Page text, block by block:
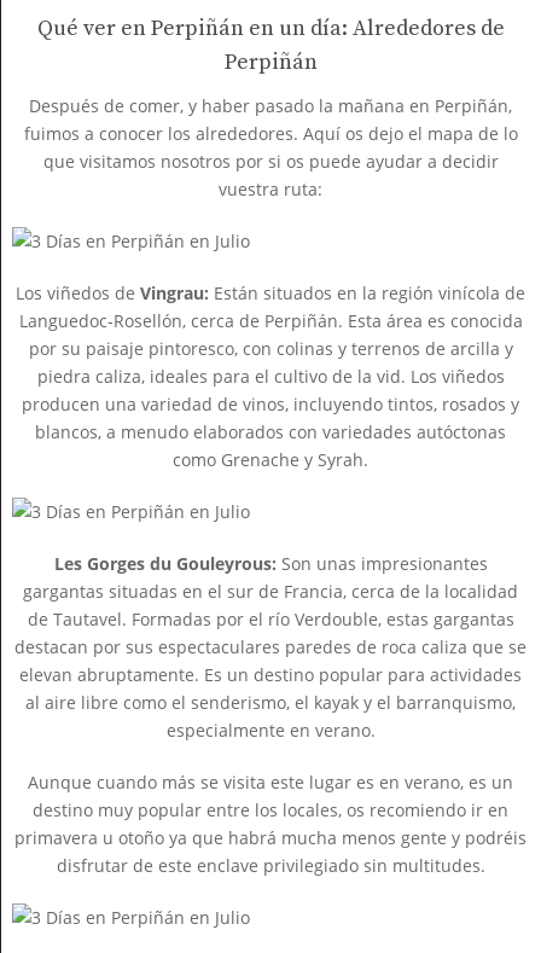
Qué ver en Perpiñán en un día: Alrededores de
Perpiñán
Después de comer, y haber pasado la mañana en Perpiñán,
fuimos a conocer los alrededores. Aquí os dejo el mapa de lo
que visitamos nosotros por si os puede ayudar a decidir
vuestra ruta:
Los viñedos de Vingrau: Están situados en la región vinícola de
Languedoc-Rosellón, cerca de Perpiñán. Esta área es conocida
por su paisaje pintoresco, con colinas y terrenos de arcilla y
piedra caliza, ideales para el cultivo de la vid. Los viñedos
producen una variedad de vinos, incluyendo tintos, rosados y
blancos, a menudo elaborados con variedades autóctonas
como Grenache y Syrah.
Les Gorges du Gouleyrous: Son unas impresionantes
gargantas situadas en el sur de Francia, cerca de la localidad
de Tautavel. Formadas por el río Verdouble, estas gargantas
destacan por sus espectaculares paredes de roca caliza que se
elevan abruptamente. Es un destino popular para actividades
al aire libre como el senderismo, el kayak y el barranquismo,
especialmente en verano.
Aunque cuando más se visita este lugar es en verano, es un
destino muy popular entre los locales, os recomiendo ir en
primavera u otoño ya que habrá mucha menos gente y podréis
disfrutar de este enclave privilegiado sin multitudes.